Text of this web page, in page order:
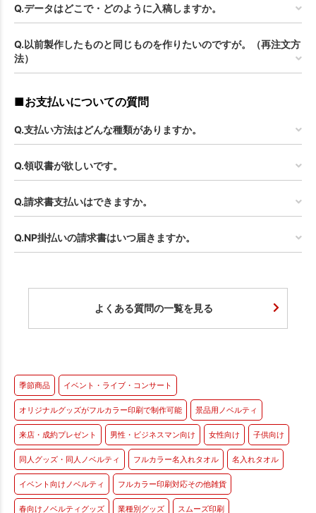
Q.データはどこで・どのように入稿しますか。
Q.以前製作したものと同じものを作りたいのですが。（再注文方
法）
■お支払いについての質問
Q.支払い方法はどんな種類がありますか。
Q.領収書が欲しいです。
Q.請求書支払いはできますか。
Q.NP掛払いの請求書はいつ届きますか。
よくある質問の一覧を見る
季節商品 イベント・ライブ・コンサート
オリジナルグッズがフルカラー印刷で制作可能 景品用ノベルティ
来店・成約プレゼント 男性・ビジネスマン向け 女性向け 子供向け
同人グッズ・同人ノベルティ フルカラー名入れタオル 名入れタオル
イベント向けノベルティ フルカラー印刷対応その他雑貨
春向けノベルティグッズ 業種別グッズ スムーズ印刷